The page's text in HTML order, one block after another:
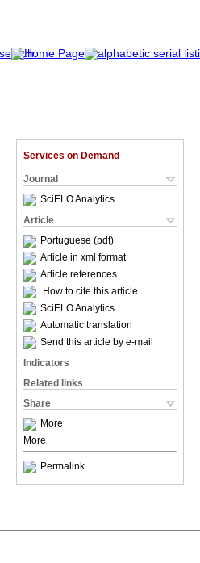
Services on Demand
Journal
SciELO Analytics
Article
Portuguese (pdf)
Article in xml format
Article references
How to cite this article
SciELO Analytics
Automatic translation
Send this article by e-mail
Indicators
Related links
Share
More
More
Permalink